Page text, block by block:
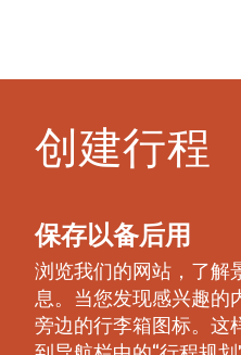
创建行程
保存以备后用
浏览我们的网站，了解
息。当您发现感兴趣的
旁边的行李箱图标。这